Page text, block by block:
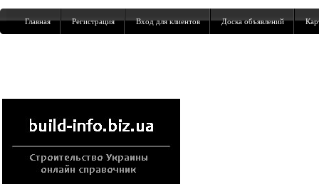
Главная Регистрация Вход для клиентов Доска объявлений